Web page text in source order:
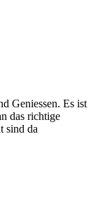
Geniessen. Es ist
das richtige
sind da